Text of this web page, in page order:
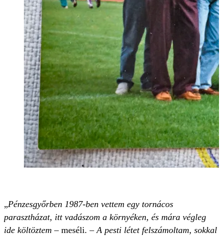
„Pénzesgyőrben 1987-ben vettem egy tornácos
parasztházat, itt vadászom a környéken, és mára végleg
ide költöztem– meséli. –A pesti létet felszámoltam, sokkal